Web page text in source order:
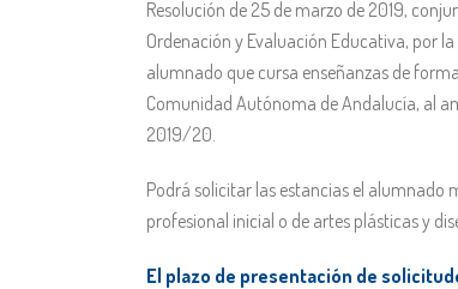
Resolución de 25 de marzo de 2019,
Ordenación y Evaluación Educativa, por
alumnado que cursa enseñanzas de
Comunidad Autónoma de Andalucía, al
2019/20.
Podrá solicitar las estancias el
profesional inicial o de artes plásticas y
El plazo de presentación de